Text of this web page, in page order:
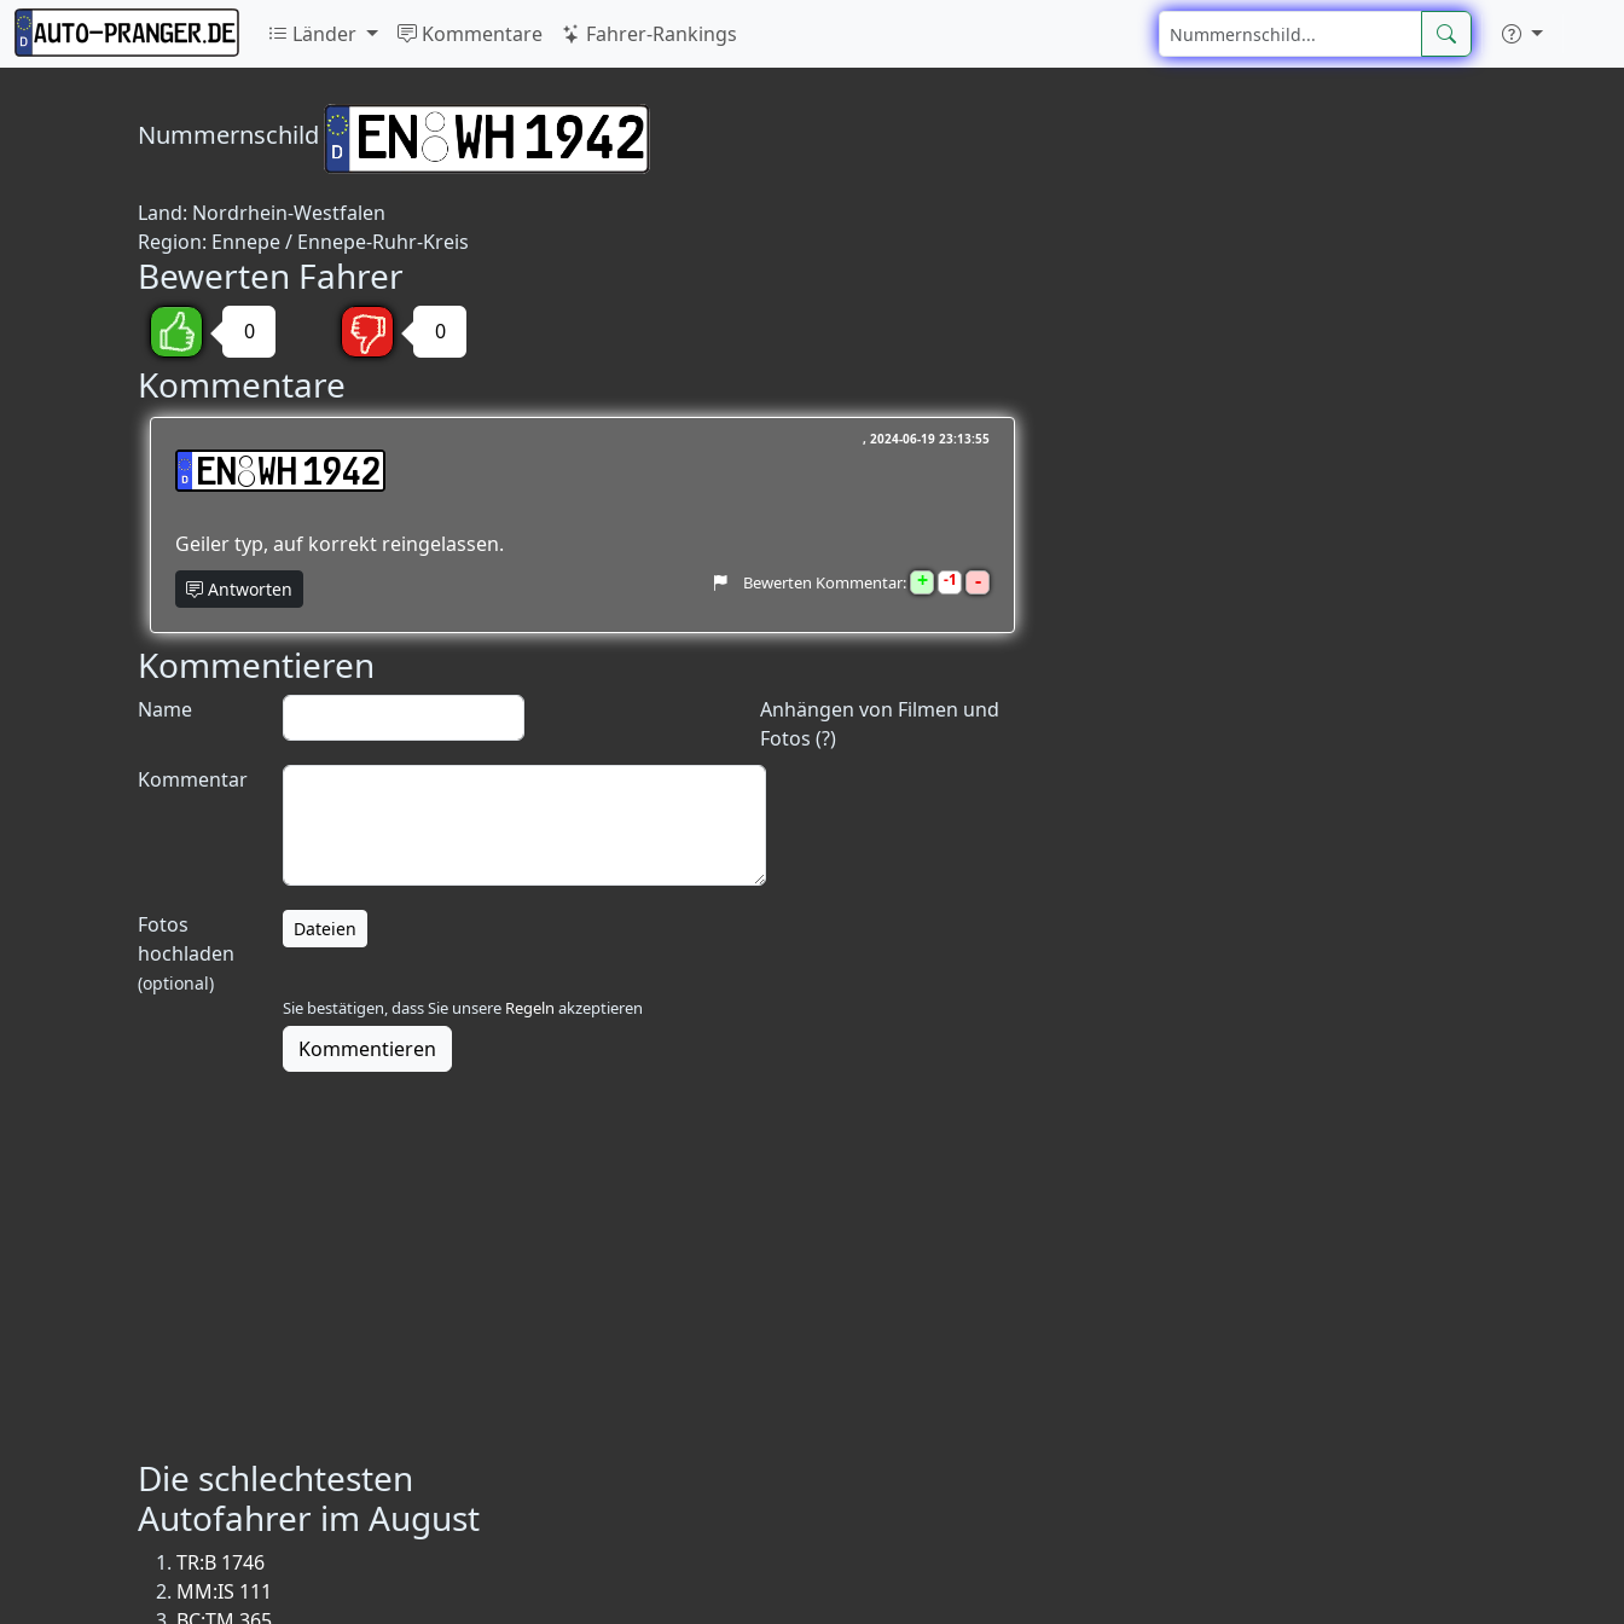
Länder Kommentare Fahrer-Rankings
Nummernschild
Land: Nordrhein-Westfalen
Region: Ennepe / Ennepe-Ruhr-Kreis
Bewerten Fahrer
0 0
Kommentare
EN:WH 1942
2024-06-19 23:13:55
Geiler typ, auf korrekt reingelassen.
Antworten Bewerten Kommentar: + 1 -
Kommentieren
Anhängen von Filmen und
Fotos (?)
Name
Kommentar
Fotos
hochladen
(optional)
Dateien
Sie bestätigen, dass Sie unsere Regeln akzeptieren
Kommentieren
Die schlechtesten
Autofahrer im August
TR:B 1746
MM:IS 111